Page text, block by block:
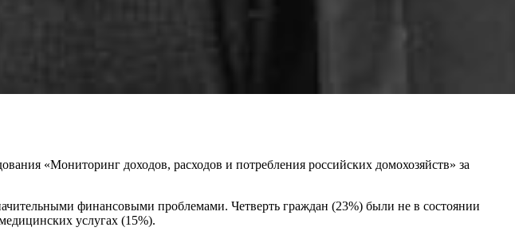
«Мониторинг доходов, расходов и потребления российских домохозяйств» за
финансовыми проблемами. Четверть граждан (23%) были не в состоянии
услугах (15%).